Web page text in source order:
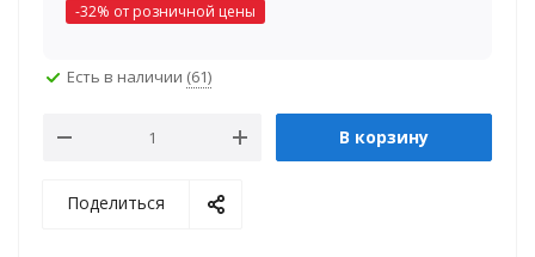
-32% от розничной цены
Есть в наличии (61)
В корзину
Поделиться